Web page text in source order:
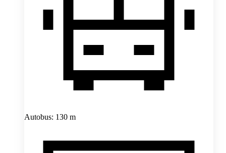
Autobus: 130 m